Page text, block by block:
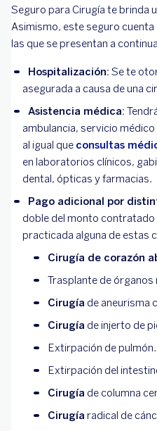
Seguro para Cirugía te brinda
Asimismo, este seguro
las que se presentan a
Hospitalización: Se te
asegurada a causa de una
Asistencia médica:
ambulancia, servicio médico
al igual que consultas
en laboratorios clínicos,
dental, ópticas y farmacias.
Pago adicional por
doble del monto contratado
practicada alguna de estas
Cirugía de corazón
Trasplante de órganos
Cirugía de aneurisma
Cirugía de injerto de
Extirpación de pulmón.
Extirpación del
Cirugía de columna
Cirugía radical de